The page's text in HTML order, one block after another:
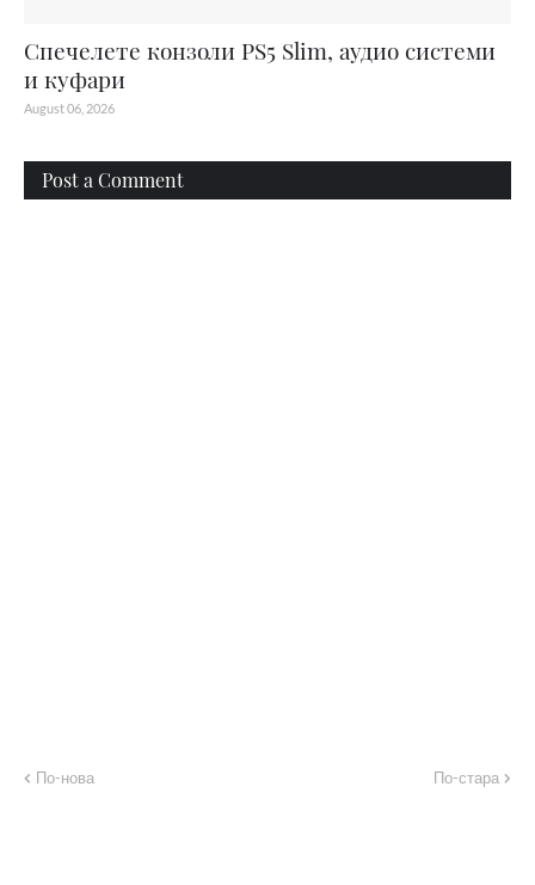
Спечелете конзоли PS5 Slim, аудио системи
и куфари
August 06, 2026
Post a Comment
По-нова По-стара